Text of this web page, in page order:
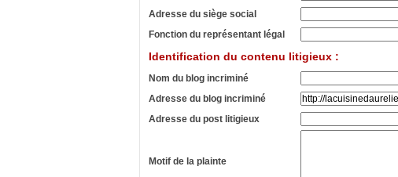
Adresse du siège social
Fonction du représentant légal
Identification du contenu litigieux :
Nom du blog incriminé
Adresse du blog incriminé
Adresse du post litigieux
Motif de la plainte